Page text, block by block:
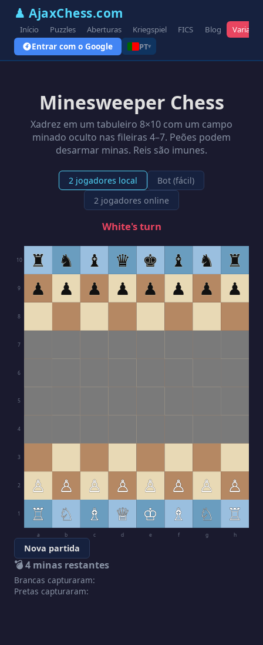
♟ AjaxChess.com
Início Puzzles Aberturas Kriegspiel FICS Blog
Entrar com o Google PT▾
Minesweeper Chess
Xadrez em um tabuleiro 8×10 com um campo
minado oculto nas fileiras 4–7. Peões podem
desarmar minas. Reis são imunes.
2 jogadores local
Bot (fácil)
2 jogadores online
White's turn
♖ ♘ ♗ ♕ ♔ ♗ ♘ ♖
♙ ♙ ♙ ♙ ♙ ♙ ♙ ♙
♟ ♟ ♟ ♟ ♟ ♟ ♟ ♟
♜ ♞ ♝ ♛ ♚ ♝ ♞ ♜
a b c d e f g h
1
2
3
4
5
6
7
8
9
10
Nova partida
💣4 minas restantes
Brancas capturaram:
Pretas capturaram: